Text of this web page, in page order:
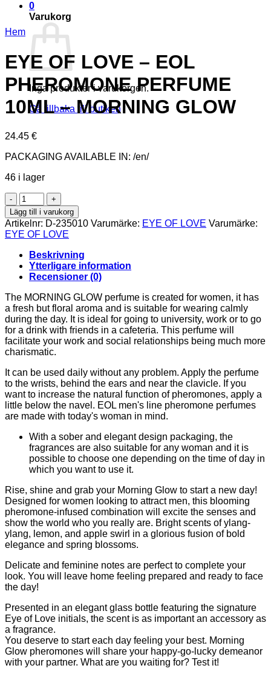
0
Varukorg
Inga produkter i varukorgen.
Gå tillbaka till butiken
Hem
EYE OF LOVE – EOL
PHEROMONE PERFUME
10ML – MORNING GLOW
24.45 €
PACKAGING AVAILABLE IN: /en/
46 i lager
EYE
OF
LOVE
-
EOL
PHEROMONE
PERFUME
10ML
MORNING
GLOW
mängd
Lägg till i varukorg
Artikelnr: D-235010 Varumärke: EYE OF LOVE Varumärke:
EYE OF LOVE
Beskrivning
Ytterligare information
Recensioner (0)
The MORNING GLOW perfume is created for women, it has
a fresh but floral aroma and is suitable for wearing calmly
during the day. It is ideal for going to university, work or to go
for a drink with friends in a cafeteria. This perfume will
facilitate your work and social relationships being much more
charismatic.
It can be used daily without any problem. Apply the perfume
to the wrists, behind the ears and near the clavicle. If you
want to increase the natural function of pheromones, apply a
little below the navel. EOL men's line pheromone perfumes
are made with today's woman in mind.
With a sober and elegant design packaging, the
fragrances are also suitable for any woman and it is
possible to choose one depending on the time of day in
which you want to use it.
Rise, shine and grab your Morning Glow to start a new day!
Designed for women looking to attract men, this blooming
pheromone-infused combination will excite the senses and
show the world who you really are. Bright scents of ylang-
ylang, lemon, and apple swirl in a glorious fusion of bold
elegance and spring blossoms.
Delicate and feminine notes are perfect to complete your
look. You will leave home feeling prepared and ready to face
the day!
Presented in an elegant glass bottle featuring the signature
Eye of Love initials, the scent is as important an accessory as
a fragrance.
You deserve to start each day feeling your best. Morning
Glow pheromones will share your happy-go-lucky demeanor
with your partner. What are you waiting for? Test it!